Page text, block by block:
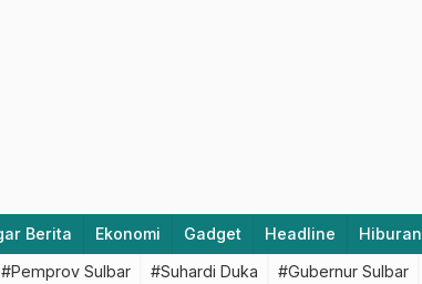
Berita Ekonomi Gadget Headline Hiburan
#Pemprov Sulbar #Suhardi Duka #Gubernur Sulbar